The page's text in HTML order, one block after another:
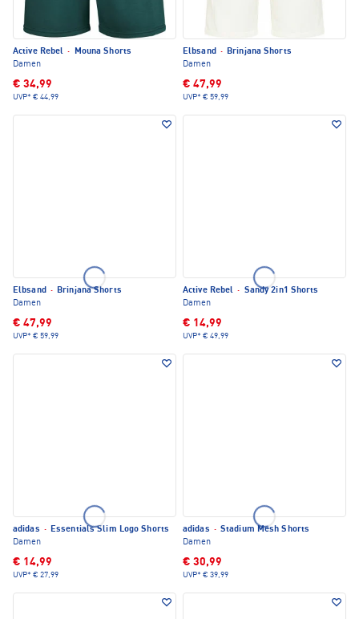
Active Rebel ·
Mouna Shorts
Damen
€ 34,99
UVP* € 44,99
Elbsand · Brinjana Shorts
Damen
€ 47,99
UVP* € 59,99
Elbsand · Brinjana Shorts
Damen
€ 47,99
UVP* € 59,99
Active Rebel · Sandy 2in1 Shorts
Damen
€ 14,99
UVP* € 49,99
adidas · Essentials Slim Logo Shorts
Damen
€ 14,99
UVP* € 27,99
adidas · Stadium Mesh Shorts
Damen
€ 30,99
UVP* € 39,99